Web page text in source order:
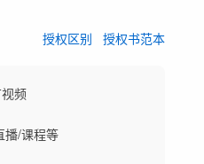
授权区别 授权书范本
频
播/课程等